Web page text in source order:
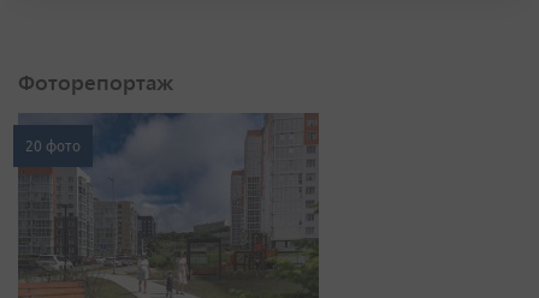
Фоторепортаж
20 фото